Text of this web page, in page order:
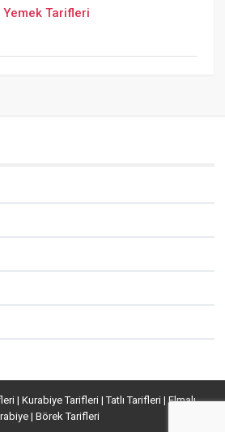
Yemek Tarifleri
| Kurabiye Tarifleri | Tatlı Tarifleri | Elmalı
| Börek Tarifleri